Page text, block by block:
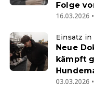
Folge
16.03.2026
Einsatz in
Neue
kämpft
03.03.2026